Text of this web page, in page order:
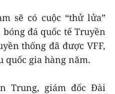
sẽ có cuộc “thử lửa”
đá quốc tế Truyền
thống đã được VFF,
quốc gia hàng năm.
Trung, giám đốc Đài